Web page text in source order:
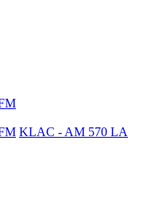
KLAC - AM 570 LA